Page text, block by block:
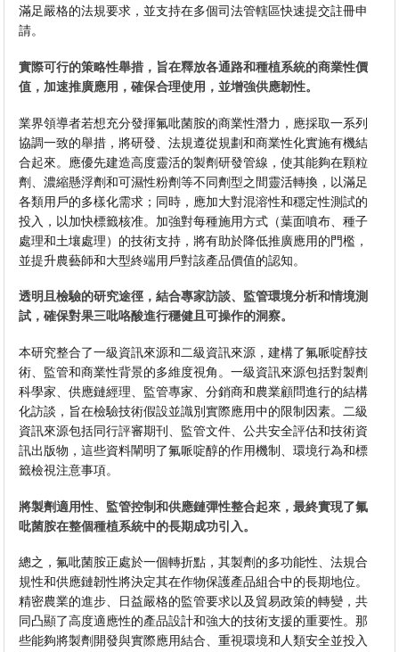
滿足嚴格的法規要求，並支持在多個司法管轄區快速提交註冊申
請。
實際可行的策略性舉措，旨在釋放各通路和種植系統的商業性價
值，加速推廣應用，確保合理使用，並增強供應韌性。
業界領導者若想充分發揮氟吡菌胺的商業性潛力，應採取一系列
協調一致的舉措，將研發、法規遵從規劃和商業性化實施有機結
合起來。應優先建造高度靈活的製劑研發管線，使其能夠在顆粒
劑、濃縮懸浮劑和可濕性粉劑等不同劑型之間靈活轉換，以滿足
各類用戶的多樣化需求；同時，應加大對混溶性和穩定性測試的
投入，以加快標籤核准。加強對每種施用方式（葉面噴布、種子
處理和土壤處理）的技術支持，將有助於降低推廣應用的門檻，
並提升農藝師和大型終端用戶對該產品價值的認知。
透明且檢驗的研究途徑，結合專家訪談、監管環境分析和情境測
試，確保對果三吡咯酸進行穩健且可操作的洞察。
本研究整合了一級資訊來源和二級資訊來源，建構了氟哌啶醇技
術、監管和商業性背景的多維度視角。一級資訊來源包括對製劑
科學家、供應鏈經理、監管專家、分銷商和農業顧問進行的結構
化訪談，旨在檢驗技術假設並識別實際應用中的限制因素。二級
資訊來源包括同行評審期刊、監管文件、公共安全評估和技術資
訊出版物，這些資料闡明了氟哌啶醇的作用機制、環境行為和標
籤檢視注意事項。
將製劑適用性、監管控制和供應鏈彈性整合起來，最終實現了氟
吡菌胺在整個種植系統中的長期成功引入。
總之，氟吡菌胺正處於一個轉折點，其製劑的多功能性、法規合
規性和供應鏈韌性將決定其在作物保護產品組合中的長期地位。
精密農業的進步、日益嚴格的監管要求以及貿易政策的轉變，共
同凸顯了高度適應性的產品設計和強大的技術支援的重要性。那
些能夠將製劑開發與實際應用結合、重視環境和人類安全並投入